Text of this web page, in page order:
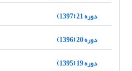
دوره 21 (1397)
دوره 20 (1396)
دوره 19 (1395)